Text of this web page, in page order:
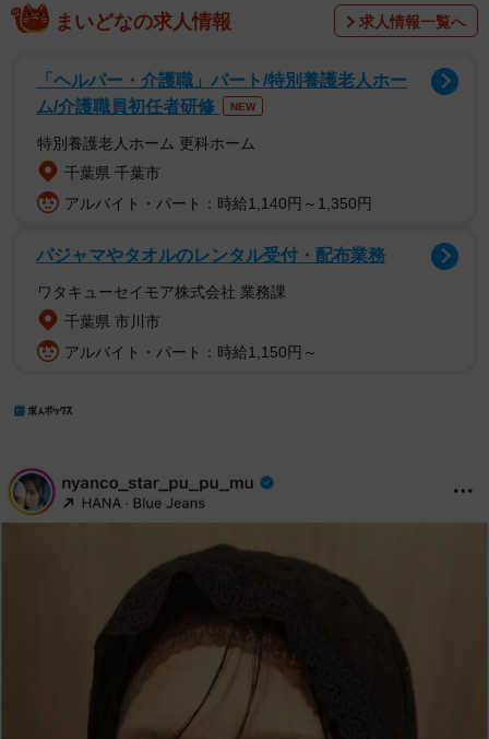
まいどなの求人情報 求人情報一覧へ
「ヘルパー・介護職」パート/特別養護老人ホー
ム/介護職員初任者研修
NEW
特別養護老人ホーム 更科ホーム
千葉県 千葉市
アルバイト・パート：時給1,140円～1,350円
パジャマやタオルのレンタル受付・配布業務
ワタキューセイモア株式会社 業務課
千葉県 市川市
アルバイト・パート：時給1,150円～